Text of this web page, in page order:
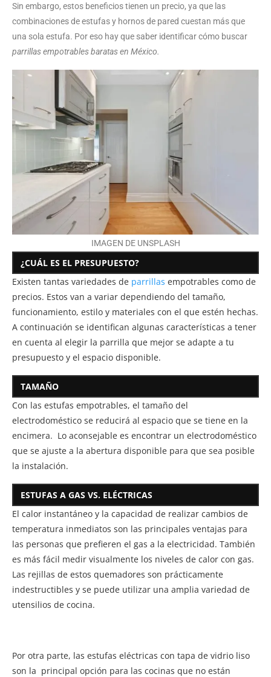
Sin embargo, estos beneficios tienen un precio, ya que las
combinaciones de estufas y hornos de pared cuestan más que
una sola estufa. Por eso hay que saber identificar cómo buscar
parrillas empotrables baratas en México.
IMAGEN DE UNSPLASH
¿CUÁL ES EL PRESUPUESTO?
Existen tantas variedades de parrillas empotrables como de
precios. Estos van a variar dependiendo del tamaño,
funcionamiento, estilo y materiales con el que estén hechas.
A continuación se identifican algunas características a tener
en cuenta al elegir la parrilla que mejor se adapte a tu
presupuesto y el espacio disponible.
TAMAÑO
Con las estufas empotrables, el tamaño del
electrodoméstico se reducirá al espacio que se tiene en la
encimera. Lo aconsejable es encontrar un electrodoméstico
que se ajuste a la abertura disponible para que sea posible
la instalación.
ESTUFAS A GAS VS. ELÉCTRICAS
El calor instantáneo y la capacidad de realizar cambios de
temperatura inmediatos son las principales ventajas para
las personas que prefieren el gas a la electricidad. También
es más fácil medir visualmente los niveles de calor con gas.
Las rejillas de estos quemadores son prácticamente
indestructibles y se puede utilizar una amplia variedad de
utensilios de cocina.
Por otra parte, las estufas eléctricas con tapa de vidrio liso
son la principal opción para las cocinas que no están